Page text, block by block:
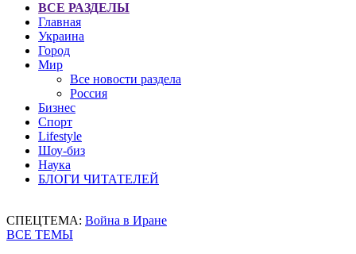
ВСЕ РАЗДЕЛЫ
Главная
Украина
Город
Мир
Все новости раздела
Россия
Бизнес
Спорт
Lifestyle
Шоу-биз
Наука
БЛОГИ ЧИТАТЕЛЕЙ
СПЕЦТЕМА: Война в Иране
ВСЕ ТЕМЫ